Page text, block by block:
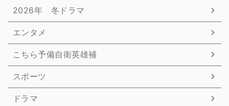
2026年 冬ドラマ
エンタメ
こちら予備自衛英雄補
スポーツ
ドラマ